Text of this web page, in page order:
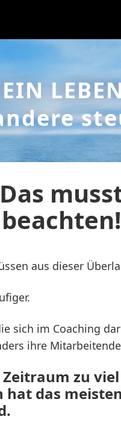
aus dieser
sich im Coaching
ihre
zu
das